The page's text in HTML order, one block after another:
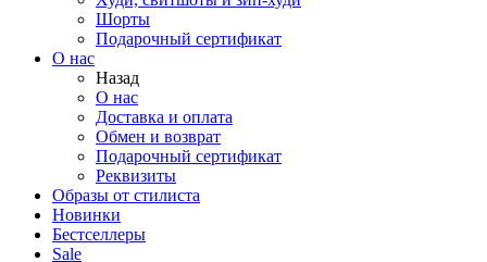
Шорты
Подарочный сертификат
О нас
Назад
О нас
Доставка и оплата
Обмен и возврат
Подарочный сертификат
Реквизиты
Образы от стилиста
Новинки
Бестселлеры
Sale